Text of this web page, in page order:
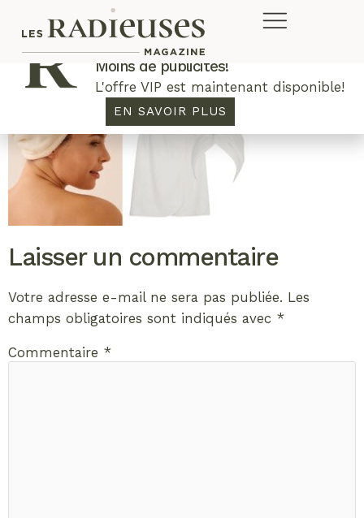
Laisser un commentaire
Votre adresse e-mail ne sera pas publiée. Les
champs obligatoires sont indiqués avec *
Commentaire *
Plus de concours. Plus de rabais.
Moins de publicités!
L'offre VIP est maintenant disponible!
EN SAVOIR PLUS